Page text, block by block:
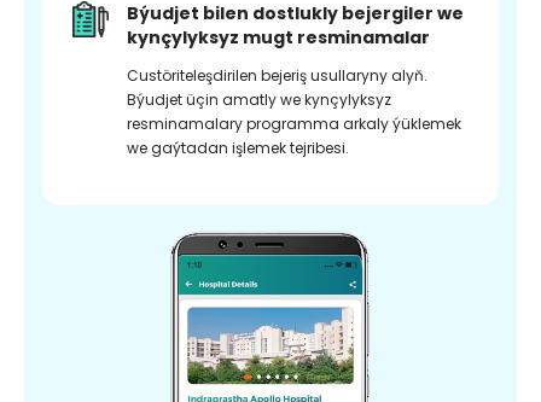
Býudjet bilen dostlukly bejergiler we
kynçylyksyz mugt resminamalar
Custöriteleşdirilen bejeriş usullaryny alyň.
Býudjet üçin amatly we kynçylyksyz
resminamalary programma arkaly ýüklemek
we gaýtadan işlemek tejribesi.